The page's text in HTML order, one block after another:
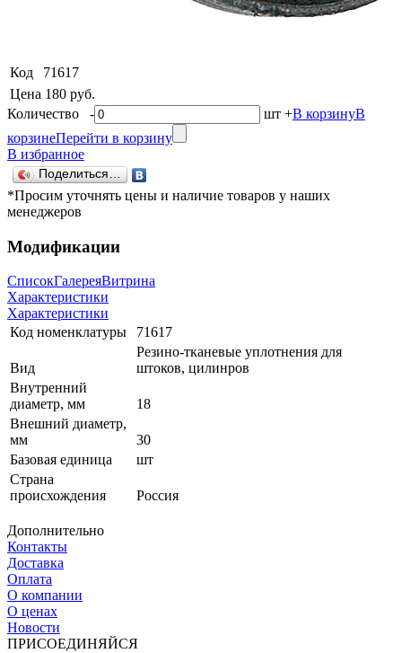
Код
71617
Цена 180 руб.
Количество - шт +В корзинуВ
корзинеПерейти в корзину
В избранное
Поделиться…
*Просим уточнять цены и наличие товаров у наших
менеджеров
Модификации
СписокГалереяВитрина
Характеристики
Характеристики
Код номенклатуры
71617
Вид
Резино-тканевые уплотнения для
штоков, цилинров
Внутренний
диаметр, мм
18
Внешний диаметр,
мм
30
Базовая единица
шт
Страна
происхождения
Россия
Дополнительно
Контакты
Доставка
Оплата
О компании
О ценах
Новости
ПРИСОЕДИНЯЙСЯ